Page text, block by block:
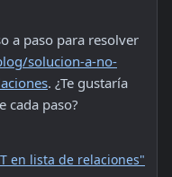
a paso para resolver
solucion-a-no-
. ¿Te gustaría
cada paso?
en lista de relaciones"